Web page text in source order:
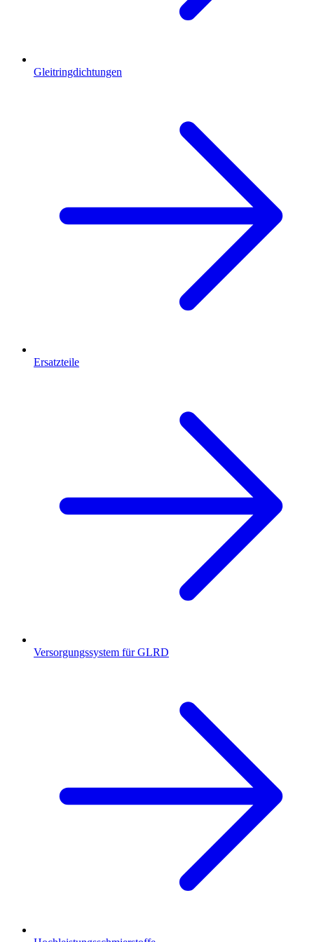
Gleitringdichtungen
Ersatzteile
Versorgungssystem für GLRD